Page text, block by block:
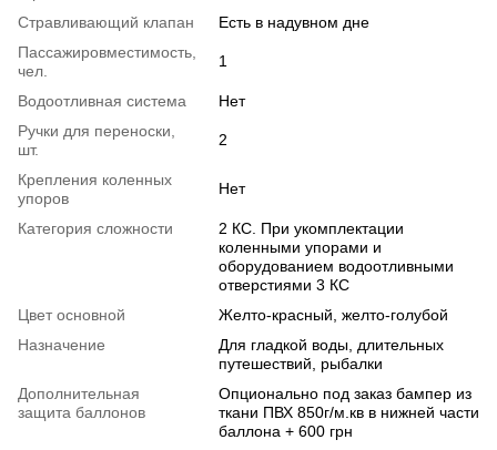
Стравливающий клапан
Есть в надувном дне
Пассажировместимость,
чел.
1
Водоотливная система
Нет
Ручки для переноски,
шт.
2
Крепления коленных
упоров
Нет
Категория сложности
2 КС. При укомплектации
коленными упорами и
оборудованием водоотливными
отверстиями 3 КС
Цвет основной
Желто-красный, желто-голубой
Назначение
Для гладкой воды, длительных
путешествий, рыбалки
Дополнительная
защита баллонов
Опционально под заказ бампер из
ткани ПВХ 850г/м.кв в нижней части
баллона + 600 грн